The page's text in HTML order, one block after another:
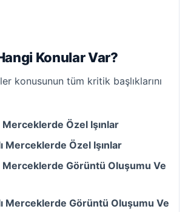
Konular Var?
konusunun tüm kritik başlıklarını
Merceklerde Özel Işınlar
Merceklerde Özel Işınlar
Merceklerde Görüntü Oluşumu Ve
Merceklerde Görüntü Oluşumu Ve